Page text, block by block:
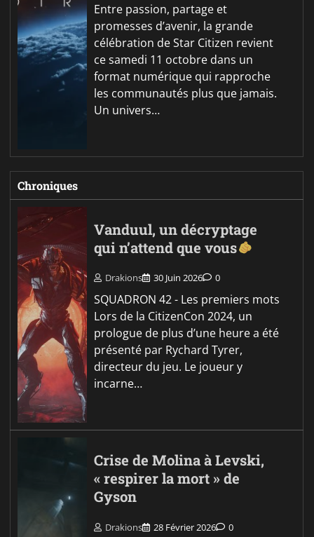
Entre passion, partage et
promesses d’avenir, la grande
célébration de Star Citizen revient
ce samedi 11 octobre dans un
format numérique qui rapproche
les communautés plus que jamais.
Un univers…
Chroniques
Vanduul, un décryptage
qui n’attend que vous
Drakions 30 Juin 2026 0
SQUADRON 42 - Les premiers mots
Lors de la CitizenCon 2024, un
prologue de plus d’une heure a été
présenté par Rychard Tyrer,
directeur du jeu. Le joueur y
incarne…
Crise de Molina à Levski,
« respirer la mort » de
Gyson
Drakions 28 Février 2026 0